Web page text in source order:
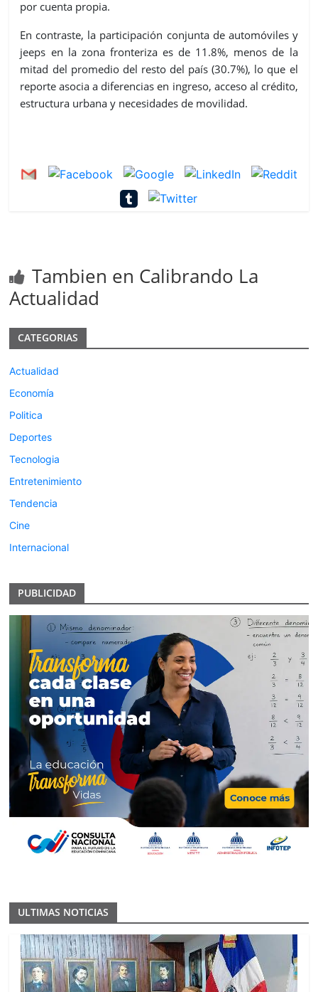
por cuenta propia.
En contraste, la participación conjunta de automóviles y
jeeps en la zona fronteriza es de 11.8%, menos de la
mitad del promedio del resto del país (30.7%), lo que el
reporte asocia a diferencias en ingreso, acceso al crédito,
estructura urbana y necesidades de movilidad.
Tambien en Calibrando La
Actualidad
CATEGORIAS
Actualidad
Economía
Politica
Deportes
Tecnologia
Entretenimiento
Tendencia
Cine
Internacional
PUBLICIDAD
ULTIMAS NOTICIAS